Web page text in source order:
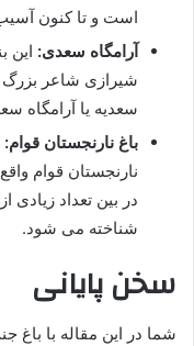
است و تا کنون
آرامگاه سعدی: این
شیرازی شاعر
سعدیه یا آرامگاه
باغ نارنجستان قوام:
نارنجستان قوام
در بین تعداد
شناخته می شود.
سخن پایانی
شما در این مقاله با باغ